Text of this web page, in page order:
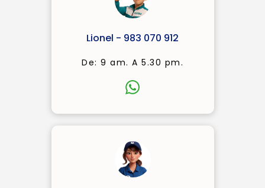
Lionel - 983 070 912
De: 9 am. A 5.30 pm.